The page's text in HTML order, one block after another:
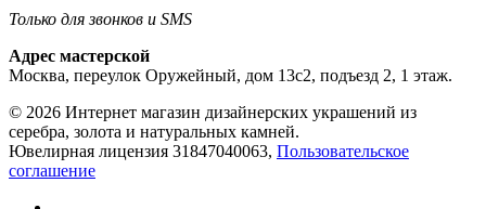
Только для звонков и SMS
Адрес мастерской
Москва, переулок Оружейный, дом 13с2, подъезд 2, 1 этаж.
© 2026 Интернет магазин дизайнерских украшений из
серебра, золота и натуральных камней.
Ювелирная лицензия 31847040063, Пользовательское
соглашение